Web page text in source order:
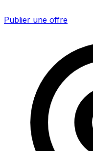
Publier une offre